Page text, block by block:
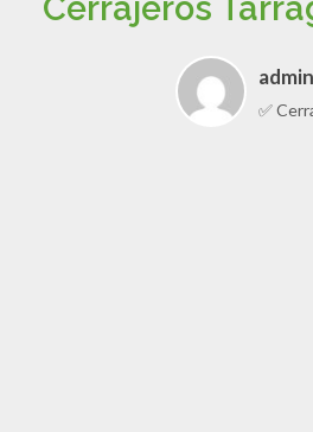
Cerrajeros
admin
✅